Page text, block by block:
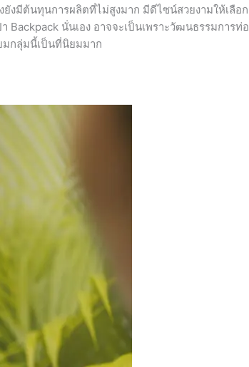
งมีต้นทุนการผลิตที่ไม่สูงมาก มีดีไซน์สวยงามให้เลือ
นั่นเอง อาจจะเป็นเพราะวัฒนธรรมการท่
มกลุ่มนี้เป็นที่นิยมมาก